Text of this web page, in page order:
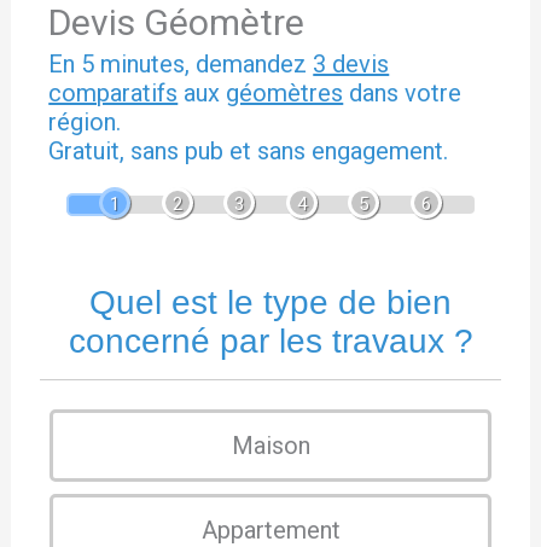
Devis Géomètre
En 5 minutes, demandez 3 devis
comparatifs aux géomètres dans votre
région.
Gratuit, sans pub et sans engagement.
1 2 3 4 5 6
Quel est le type de bien
concerné par les travaux ?
Maison
Appartement